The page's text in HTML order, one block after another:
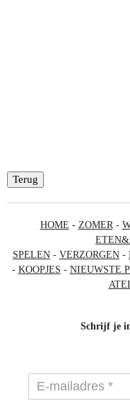
Terug
HOME - ZOMER-
SPELEN - VERZORGEN -
- KOOPJES - NIEUWSTE
Schrijf je